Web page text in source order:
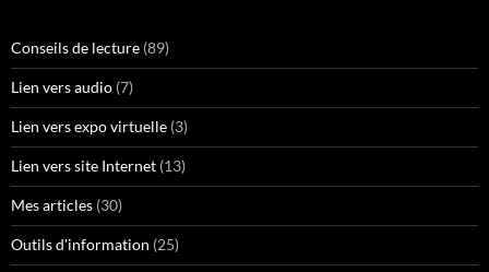
Conseils de lecture (89)
Lien vers audio (7)
Lien vers expo virtuelle (3)
Lien vers site Internet (13)
Mes articles (30)
Outils d'information (25)